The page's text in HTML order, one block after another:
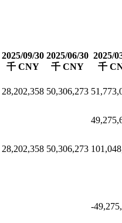
2025/09/30
千 CNY
2025/06/30
千 CNY
2025/
千
28,202,358 50,306,273
28,202,358 50,306,273
-